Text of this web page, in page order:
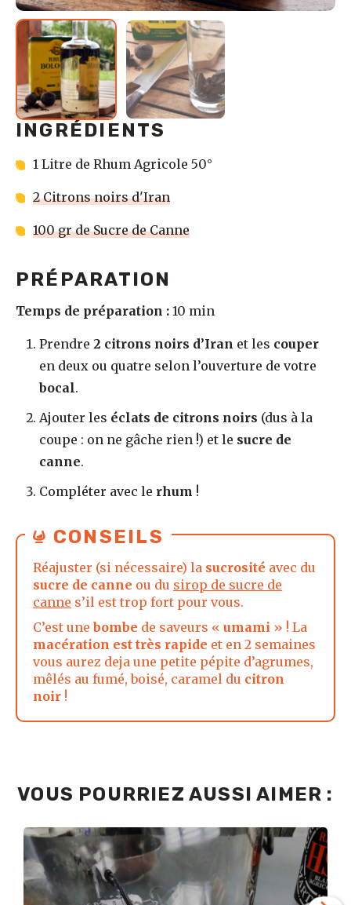
INGRÉDIENTS
1 Litre de Rhum Agricole 50°
2 Citrons noirs d'Iran
100 gr de Sucre de Canne
PRÉPARATION
Temps de préparation : 10 min
Prendre 2 citrons noirs d’Iran et les couper
en deux ou quatre selon l’ouverture de votre
bocal.
Ajouter les éclats de citrons noirs (dus à la
coupe : on ne gâche rien !) et le sucre de
canne.
Compléter avec le rhum !
CONSEILS
Réajuster (si nécessaire) la sucrosité avec du
sucre de canne ou du sirop de sucre de
canne s’il est trop fort pour vous.
C’est unebombe de saveurs « umami » ! La
macération est très rapide et en 2 semaines
vous aurez deja une petite pépite d’agrumes,
mêlés au fumé, boisé, caramel du citron
noir !
VOUS POURRIEZ AUSSI AIMER :